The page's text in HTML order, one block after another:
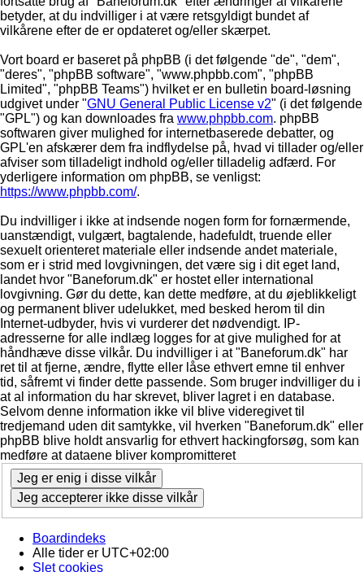
betyder, at du indvilliger i at være retsgyldigt bundet af
vilkårene efter de er opdateret og/eller skærpet.
Vort board er baseret på phpBB (i det følgende "de", "dem",
"deres", "phpBB software", "www.phpbb.com", "phpBB
Limited", "phpBB Teams") hvilket er en bulletin board-løsning
udgivet under "GNU General Public License v2" (i det følgende
"GPL") og kan downloades fra www.phpbb.com. phpBB
softwaren giver mulighed for internetbaserede debatter, og
GPL'en afskærer dem fra indflydelse på, hvad vi tillader og/eller
afviser som tilladeligt indhold og/eller tilladelig adfærd. For
yderligere information om phpBB, se venligst:
https://www.phpbb.com/.
Du indvilliger i ikke at indsende nogen form for fornærmende,
uanstændigt, vulgært, bagtalende, hadefuldt, truende eller
sexuelt orienteret materiale eller indsende andet materiale,
som er i strid med lovgivningen, det være sig i dit eget land,
landet hvor "Baneforum.dk" er hostet eller international
lovgivning. Gør du dette, kan dette medføre, at du øjeblikkeligt
og permanent bliver udelukket, med besked herom til din
Internet-udbyder, hvis vi vurderer det nødvendigt. IP-
adresserne for alle indlæg logges for at give mulighed for at
håndhæve disse vilkår. Du indvilliger i at "Baneforum.dk" har
ret til at fjerne, ændre, flytte eller låse ethvert emne til enhver
tid, såfremt vi finder dette passende. Som bruger indvilliger du i
at al information du har skrevet, bliver lagret i en database.
Selvom denne information ikke vil blive videregivet til
tredjemand uden dit samtykke, vil hverken "Baneforum.dk" eller
phpBB blive holdt ansvarlig for ethvert hackingforsøg, som kan
medføre at dataene bliver kompromitteret
Boardindeks
Alle tider er UTC+02:00
Slet cookies